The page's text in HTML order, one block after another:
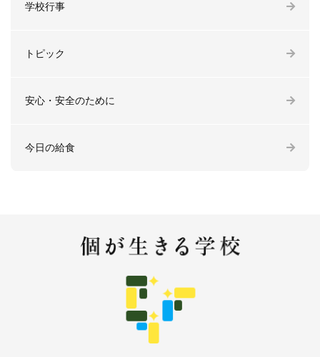
学校行事
トピック
安心・安全のために
今日の給食